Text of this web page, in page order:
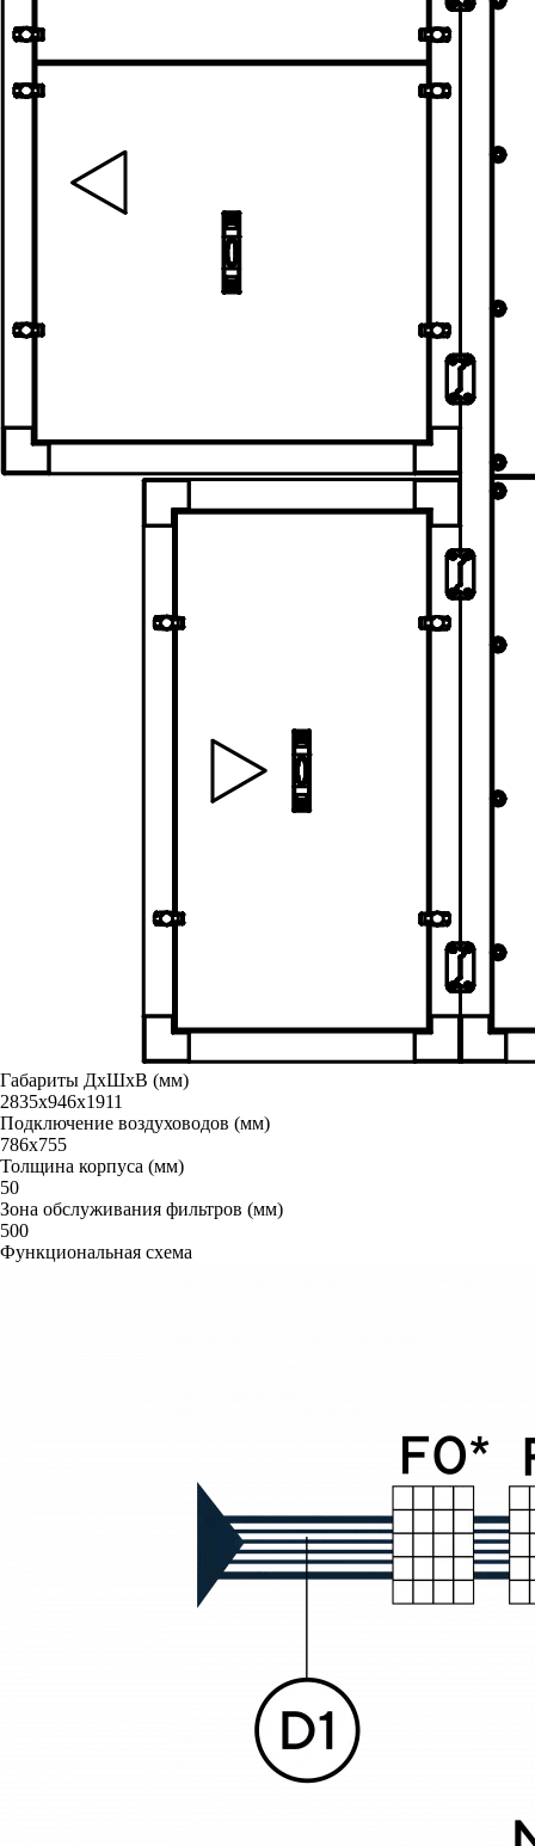
Габариты ДxШxВ (мм)
2835х946х1911
Подключение воздуховодов (мм)
786x755
Толщина корпуса (мм)
50
Зона обслуживания фильтров (мм)
500
Функциональная схема